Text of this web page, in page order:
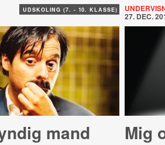
UDSKOLING (7. - 10. KLASSE)
mand
27. DEC.
Mig